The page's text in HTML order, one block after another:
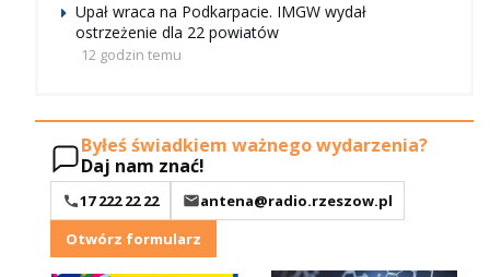
Upał wraca na Podkarpacie. IMGW wydał
ostrzeżenie dla 22 powiatów
12 godzin temu
Byłeś świadkiem ważnego wydarzenia?
Daj nam znać!
17 222 22 22
antena@radio.rzeszow.pl
Otwórz formularz